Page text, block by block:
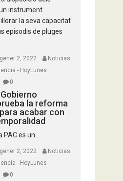
instrument
la seva capacitat
episodis de pluges
gener 2, 2022
Noticias
- HoyLunes
0
Gobierno
la reforma
acabar con
es un...
gener 2, 2022
Noticias
- HoyLunes
0